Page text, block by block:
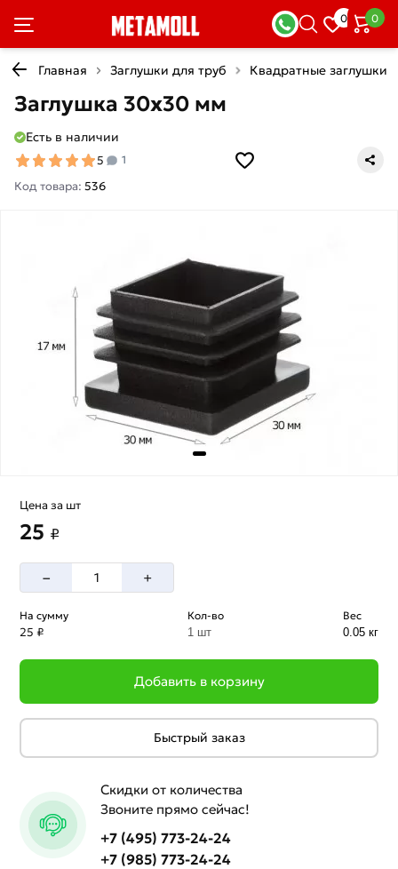
0 0
Главная Заглушки для труб Квадратные заглушки
Заглушка 30х30 мм
Есть в наличии
5 1
Код товара: 536
Цена за шт
25 ₽
– +
На сумму
25 ₽
Кол-во
1 шт
Вес
0.05 кг
Добавить в корзину
Быстрый заказ
Скидки от количества
Звоните прямо сейчас!
+7 (495) 773-24-24
+7 (985) 773-24-24